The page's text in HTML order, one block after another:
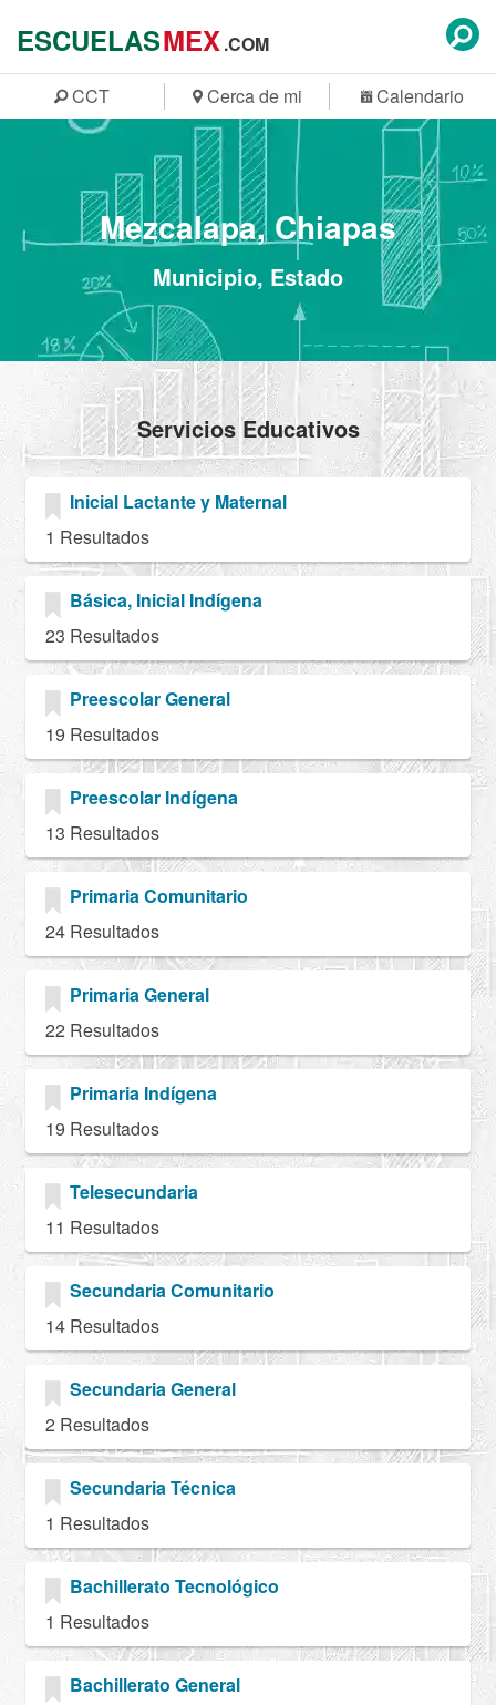
ESCUELASMEX.COM
CCT Cerca de mi Calendario
Mezcalapa, Chiapas
Municipio, Estado
Servicios Educativos
Inicial Lactante y Maternal
1 Resultados
Básica, Inicial Indígena
23 Resultados
Preescolar General
19 Resultados
Preescolar Indígena
13 Resultados
Primaria Comunitario
24 Resultados
Primaria General
22 Resultados
Primaria Indígena
19 Resultados
Telesecundaria
11 Resultados
Secundaria Comunitario
14 Resultados
Secundaria General
2 Resultados
Secundaria Técnica
1 Resultados
Bachillerato Tecnológico
1 Resultados
Bachillerato General